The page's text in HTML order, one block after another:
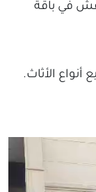
في باقة
أنواع الأثاث.